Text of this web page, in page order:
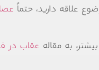
علاقه دارید، حتماً
به مقاله عقاب در